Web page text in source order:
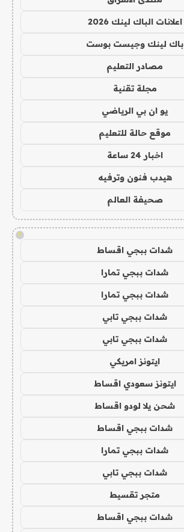
اعلانات الباك لينك 2026
باك لينك وجيست بوست
مصادر التعليم
مجلة تقنية
يو ان بي الرياضي
موقع حالة للتعليم
اخبار 24 ساعة
هيدب فنون وترفيه
صحيفة العالم
!
شدات ببجي اقساط
شدات ببجي تمارا
شدات ببجي تمارا
شدات ببجي تابي
شدات ببجي تابي
ايتونز امريكي
ايتونز سعودي اقساط
شحن يلا لودو اقساط
شدات ببجي اقساط
شدات ببجي تمارا
شدات ببجي تابي
متجر تقسيط
شدات ببجي اقساط